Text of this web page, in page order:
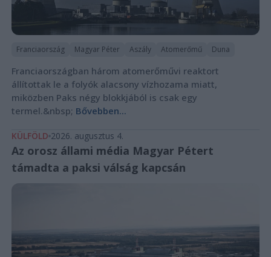
Franciaország Magyar Péter Aszály Atomerőmű Duna
Franciaországban három atomerőművi reaktort
állítottak le a folyók alacsony vízhozama miatt,
miközben Paks négy blokkjából is csak egy
termel.&nbsp; Bővebben...
KÜLFÖLD 2026. augusztus 4.
Az orosz állami média Magyar Pétert
támadta a paksi válság kapcsán